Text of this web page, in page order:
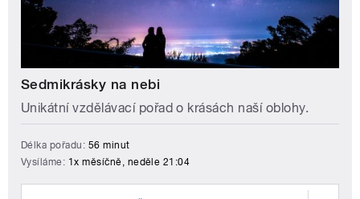
Sedmikrásky na nebi
Unikátní vzdělávací pořad o krásách naší oblohy.
Délka pořadu: 56 minut
Vysíláme: 1x měsíčně, neděle 21:04